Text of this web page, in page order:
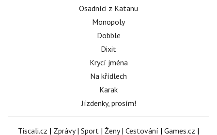
Osadníci z Katanu
Monopoly
Dobble
Dixit
Krycí jména
Na křídlech
Karak
Jízdenky, prosím!
Tiscali.cz | Zprávy| Sport | Ženy| Cestování | Games.cz |